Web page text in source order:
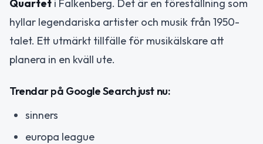
Quartet i Falkenberg. Det är en föreställning som
hyllar legendariska artister och musik från 1950-
talet. Ett utmärkt tillfälle för musikälskare att
planera in en kväll ute.
Trendar på Google Search just nu:
sinners
europa league